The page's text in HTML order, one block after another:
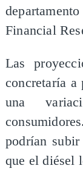
Financial
Las
concretaría
una
podrían subir
que el diésel